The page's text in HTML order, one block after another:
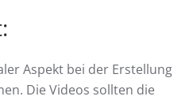
Aspekt bei der Erstellung
Die Videos sollten die